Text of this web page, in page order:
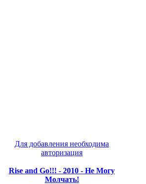
Для добавления необходима
авторизация
Rise and Go!!! - 2010 - Не Могу
Молчать!